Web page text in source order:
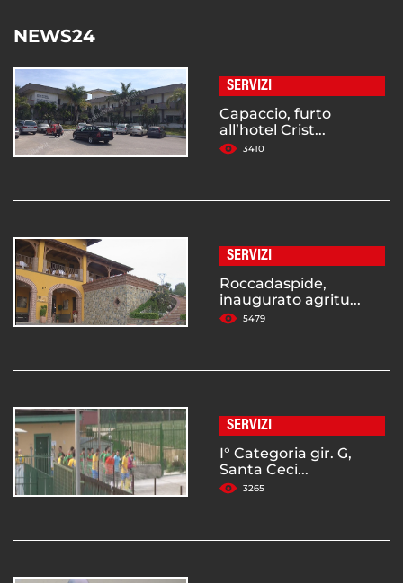
NEWS24
SERVIZI
Capaccio, furto
all’hotel Crist...
3410
SERVIZI
Roccadaspide,
inaugurato agritu...
5479
SERVIZI
I° Categoria gir. G,
Santa Ceci...
3265